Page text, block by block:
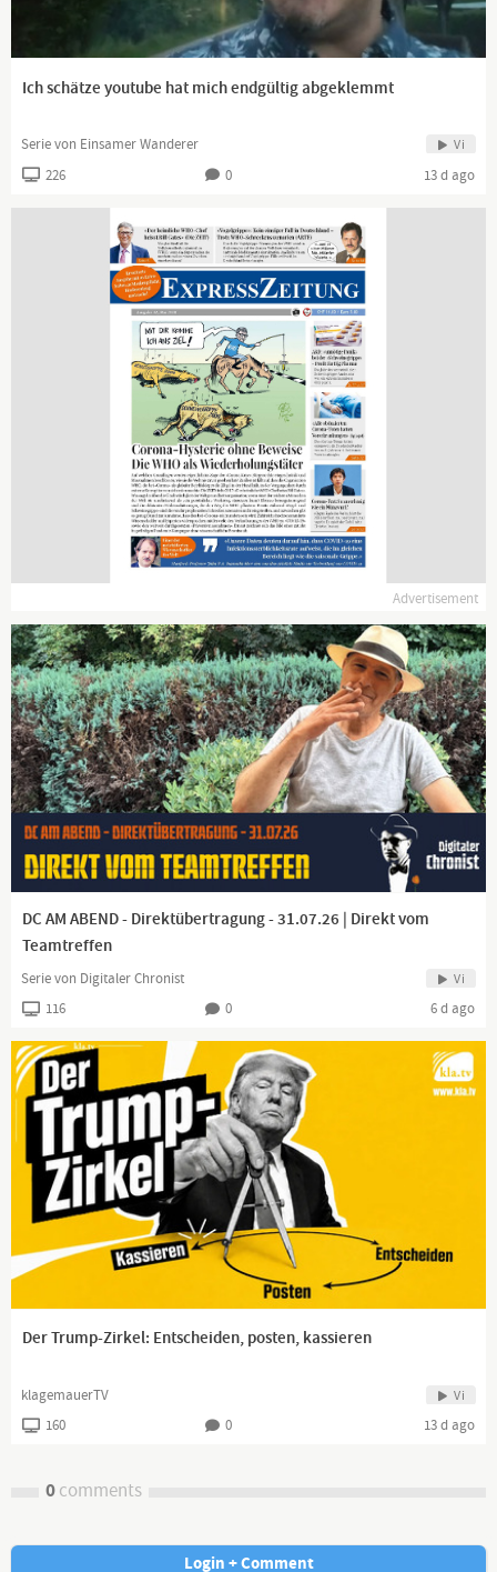
Ich schätze youtube hat mich endgültig abgeklemmt
Serie von Einsamer Wanderer Vi
226 0 13 d ago
Advertisement
DC AM ABEND - Direktübertragung - 31.07.26 | Direkt vom
Teamtreffen
Serie von Digitaler Chronist Vi
116 0 6 d ago
Der Trump-Zirkel: Entscheiden, posten, kassieren
klagemauerTV Vi
160 0 13 d ago
0comments
Login + Comment